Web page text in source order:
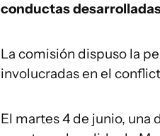
conductas
La comisión dispuso la
involucradas en el
El martes 4 de junio,